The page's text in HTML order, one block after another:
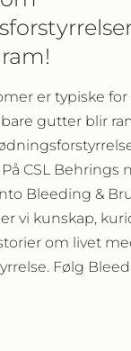
er typiske
gutter blir
CSL Behrings
Bleeding &
vi kunskap,
om livet
Følg